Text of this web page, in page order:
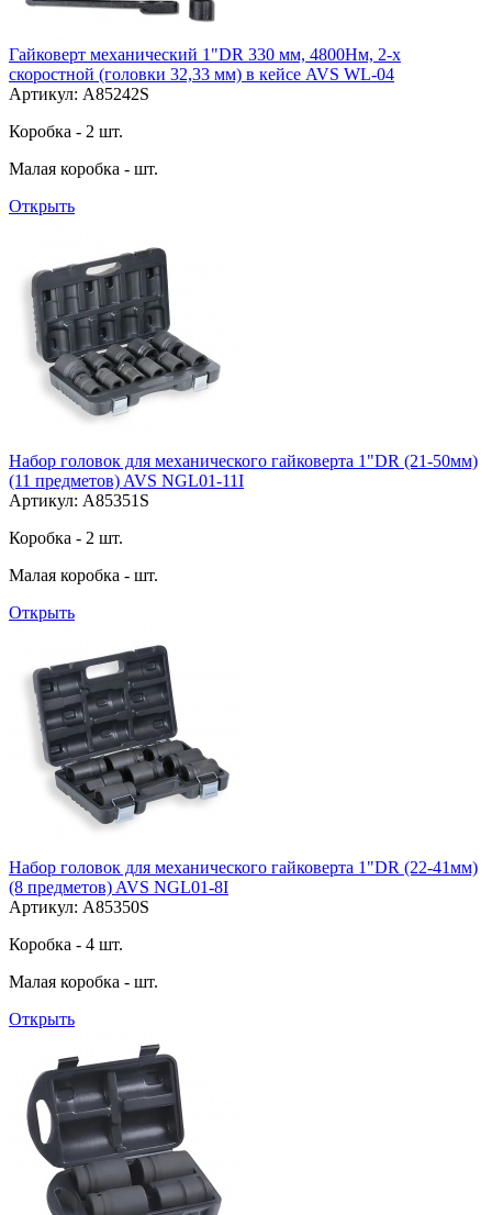
Гайковерт механический 1"DR 330 мм, 4800Нм, 2-х
скоростной (головки 32,33 мм) в кейсе AVS WL-04
Артикул: A85242S
Коробка - 2 шт.
Малая коробка - шт.
Открыть
Набор головок для механического гайковерта 1"DR (21-50мм)
(11 предметов) AVS NGL01-11I
Артикул: A85351S
Коробка - 2 шт.
Малая коробка - шт.
Открыть
Набор головок для механического гайковерта 1"DR (22-41мм)
(8 предметов) AVS NGL01-8I
Артикул: A85350S
Коробка - 4 шт.
Малая коробка - шт.
Открыть